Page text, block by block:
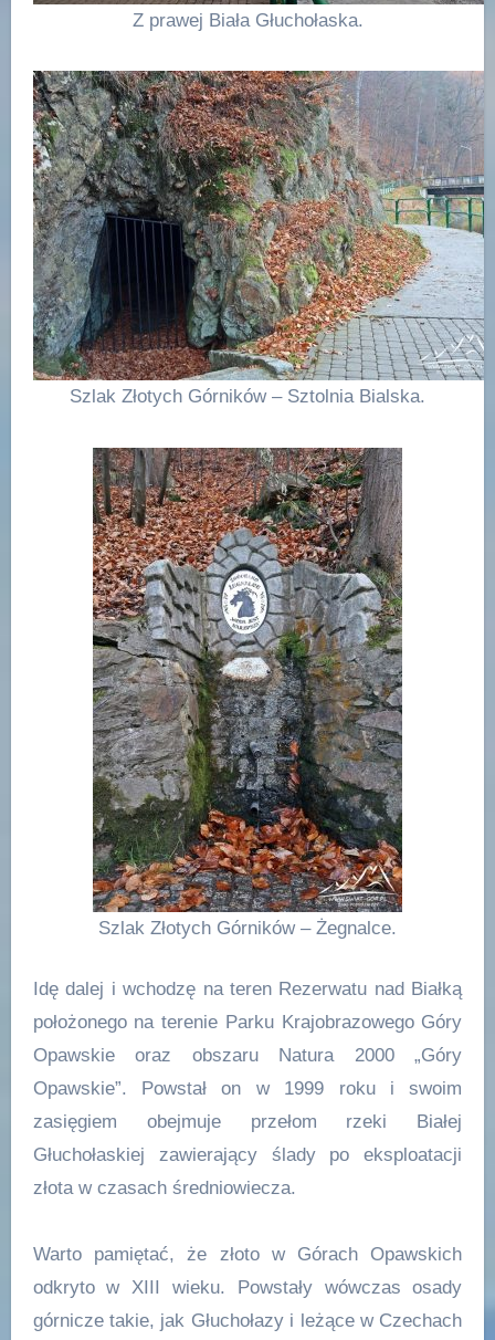
Z prawej Biała Głuchołaska.
Szlak Złotych Górników – Sztolnia Bialska.
Szlak Złotych Górników – Żegnalce.
Idę dalej i wchodzę na teren Rezerwatu nad Białką
położonego na terenie Parku Krajobrazowego Góry
Opawskie oraz obszaru Natura 2000 „Góry
Opawskie”. Powstał on w 1999 roku i swoim
zasięgiem obejmuje przełom rzeki Białej
Głuchołaskiej zawierający ślady po eksploatacji
złota w czasach średniowiecza.
Warto pamiętać, że złoto w Górach Opawskich
odkryto w XIII wieku. Powstały wówczas osady
górnicze takie, jak Głuchołazy i leżące w Czechach